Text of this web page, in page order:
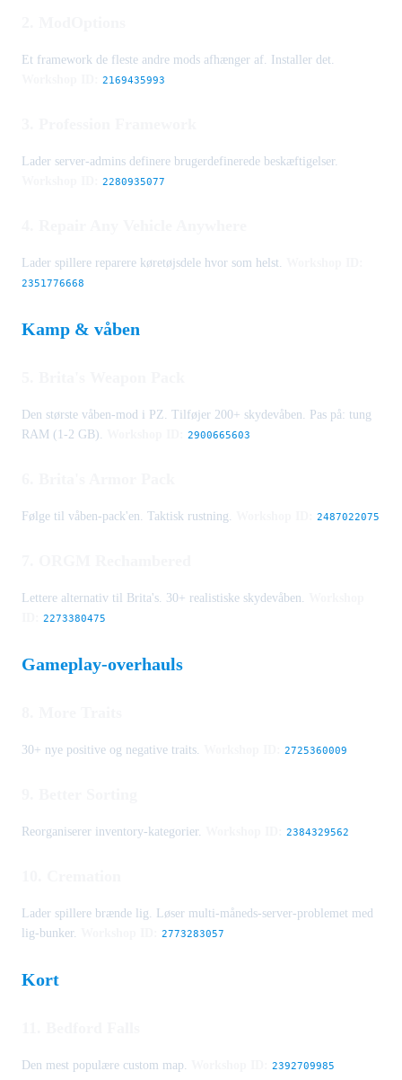
Et framework de fleste andre mods afhænger af. Installer det.
2169435993
Lader server-admins definere brugerdefinerede beskæftigelser.
2280935077
Lader spillere reparere køretøjsdele hvor som helst.
2351776668
Kamp & våben
Den største våben-mod i PZ. Tilføjer 200+ skydevåben. Pas på: tung
RAM (1-2 GB).
2900665603
Følge til våben-pack'en. Taktisk rustning. 2487022075
Lettere alternativ til Brita's. 30+ realistiske skydevåben.
2273380475
Gameplay-overhauls
30+ nye positive og negative traits. 2725360009
Reorganiserer inventory-kategorier. 2384329562
Lader spillere brænde lig. Løser multi-måneds-server-problemet med
lig-bunker.
2773283057
Kort
Den mest populære custom map. 2392709985